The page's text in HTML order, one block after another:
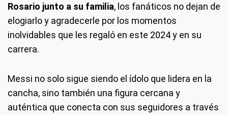
Rosario junto a su familia, los fanáticos no dejan de
elogiarlo y agradecerle por los momentos
inolvidables que les regaló en este 2024 y en su
carrera.
Messi no solo sigue siendo el ídolo que lidera en la
cancha, sino también una figura cercana y
auténtica que conecta con sus seguidores a través